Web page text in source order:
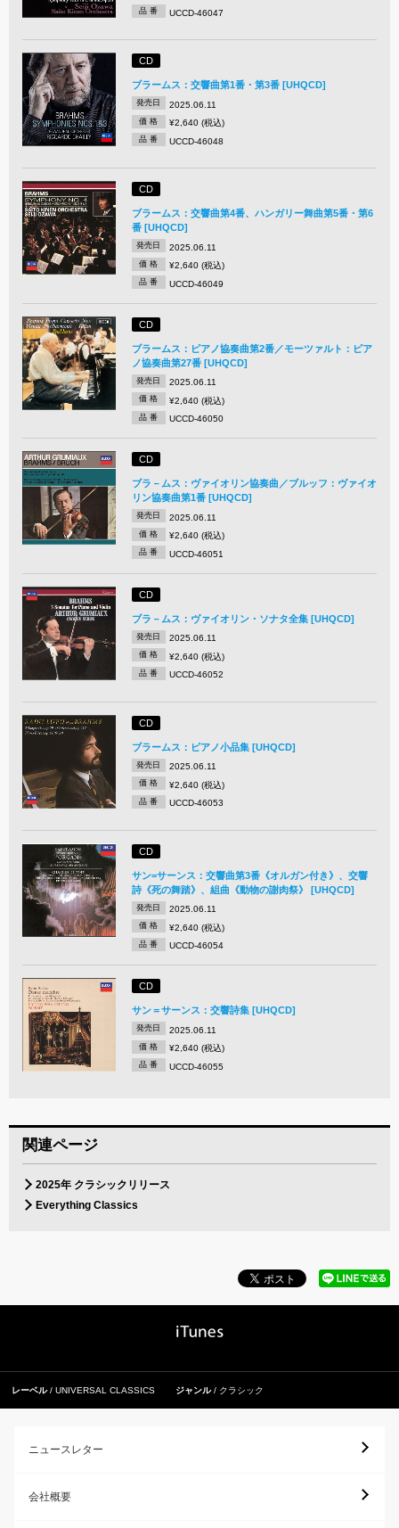
品 番 UCCD-46047
CD
ブラームス：交響曲第1番・第3番 [UHQCD]
発売日 2025.06.11
価 格 ¥2,640 (税込)
品 番 UCCD-46048
CD
ブラームス：交響曲第4番、ハンガリー舞曲第5番・第6
番 [UHQCD]
発売日 2025.06.11
価 格 ¥2,640 (税込)
品 番 UCCD-46049
CD
ブラームス：ピアノ協奏曲第2番／モーツァルト：ピア
ノ協奏曲第27番 [UHQCD]
発売日 2025.06.11
価 格 ¥2,640 (税込)
品 番 UCCD-46050
CD
ブラ－ムス：ヴァイオリン協奏曲／ブルッフ：ヴァイオ
リン協奏曲第1番 [UHQCD]
発売日 2025.06.11
価 格 ¥2,640 (税込)
品 番 UCCD-46051
CD
ブラ－ムス：ヴァイオリン・ソナタ全集 [UHQCD]
発売日 2025.06.11
価 格 ¥2,640 (税込)
品 番 UCCD-46052
CD
ブラームス：ピアノ小品集 [UHQCD]
発売日 2025.06.11
価 格 ¥2,640 (税込)
品 番 UCCD-46053
CD
サン=サーンス：交響曲第3番《オルガン付き》、交響
詩《死の舞踏》、組曲《動物の謝肉祭》 [UHQCD]
発売日 2025.06.11
価 格 ¥2,640 (税込)
品 番 UCCD-46054
CD
サン＝サーンス：交響詩集 [UHQCD]
発売日 2025.06.11
価 格 ¥2,640 (税込)
品 番 UCCD-46055
関連ページ
2025年 クラシックリリース
Everything Classics
レーベル UNIVERSAL CLASSICS ジャンル クラシック
ニュースレター
会社概要